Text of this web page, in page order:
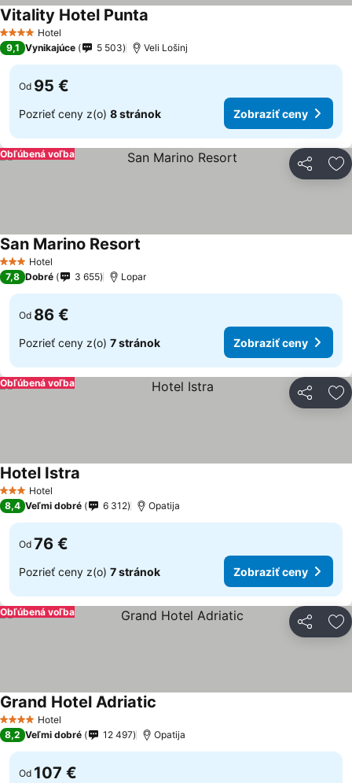
4 Počet hviezdičiek
Hotel
Vitality Hotel Punta
9,1 Vynikajúce 5 503 Veli Lošinj
Od 95 €
Pozrieť ceny z(o) 8 stránok Zobraziť ceny
Zdieľať
Obľúbená voľba
3 Počet hviezdičiek
Hotel
San Marino Resort
7,8 Dobré 3 655 Lopar
Od 86 €
Pozrieť ceny z(o) 7 stránok Zobraziť ceny
Zdieľať
Obľúbená voľba
3 Počet hviezdičiek
Hotel
Hotel Istra
8,4 Veľmi dobré 6 312 Opatija
Od 76 €
Pozrieť ceny z(o) 7 stránok Zobraziť ceny
Zdieľať
Obľúbená voľba
4 Počet hviezdičiek
Hotel
Grand Hotel Adriatic
8,2 Veľmi dobré 12 497 Opatija
Od 107 €